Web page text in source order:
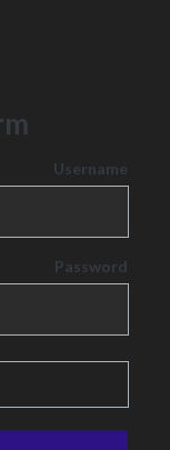
Username
Password